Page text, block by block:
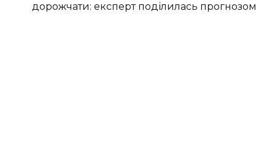
дорожчати: експерт поділилась прогнозом